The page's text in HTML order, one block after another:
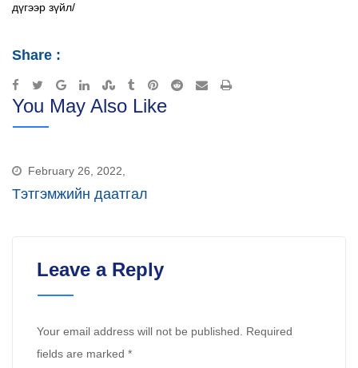
дүгээр зүйл/
Share :
Google+LinkedInStumbleUpon
TumblrPinterest
Reddit SharePrint
You May Also Like
February 26, 2022,
Тэтгэмжийн даатгал
Leave a Reply
Your email address will not be published. Required
fields are marked *